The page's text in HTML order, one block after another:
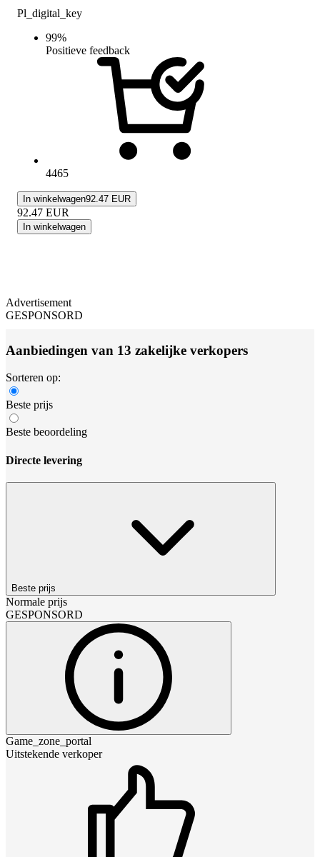
Pl_digital_key
99%
Positieve feedback
4465
In winkelwagen92.47 EUR
92.47 EUR
In winkelwagen
Advertisement
GESPONSORD
Aanbiedingen van 13 zakelijke verkopers
Sorteren op:
Beste prijs
Beste beoordeling
Directe levering
Beste prijs
Normale prijs
GESPONSORD
Game_zone_portal
Uitstekende verkoper